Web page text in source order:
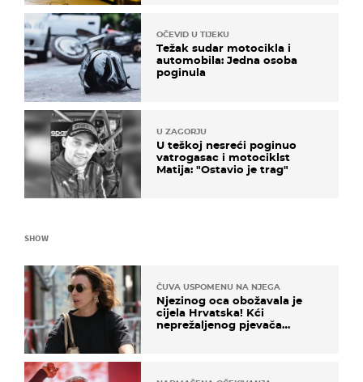
OČEVID U TIJEKU
Težak sudar motocikla i
automobila: Jedna osoba
poginula
U ZAGORJU
U teškoj nesreći poginuo
vatrogasac i motociklst
Matija: "Ostavio je trag"
SHOW
ČUVA USPOMENU NA NJEGA
Njezinog oca obožavala je
cijela Hrvatska! Kći
neprežaljenog pjevača